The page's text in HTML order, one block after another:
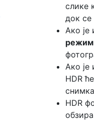
слике
док
Ако је
режим
Ако је
HDR
HDR